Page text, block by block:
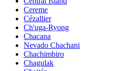
Cereme
Cézallier
Ch'uga-Ryong
Chacana
Nevado Chachani
Chachimbiro
Chagulak